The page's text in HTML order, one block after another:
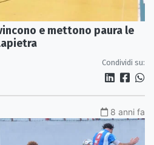
e mettono paura le
Condividi su:
8 anni fa